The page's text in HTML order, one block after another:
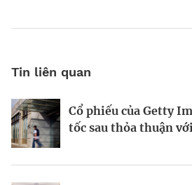
Tin liên quan
Cổ phiếu của Getty
tốc sau thỏa thuận
Động lực và những
hành trình kiến thiết
World Bank: Việt
mô hình tăng trưởng